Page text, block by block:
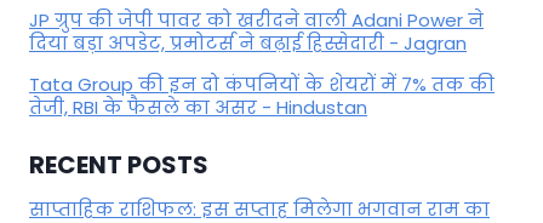
JP ग्रुप की जेपी पावर को खरीदने वाली Adani Power ने
दिया बड़ा अपडेट, प्रमोटर्स ने बढ़ाई हिस्सेदारी - Jagran
Tata Group की इन दो कंपनियों के शेयरों में 7% तक की
तेजी, RBI के फैसले का असर - Hindustan
RECENT POSTS
साप्ताहिक राशिफल: इस सप्ताह मिलेगा भगवान राम का